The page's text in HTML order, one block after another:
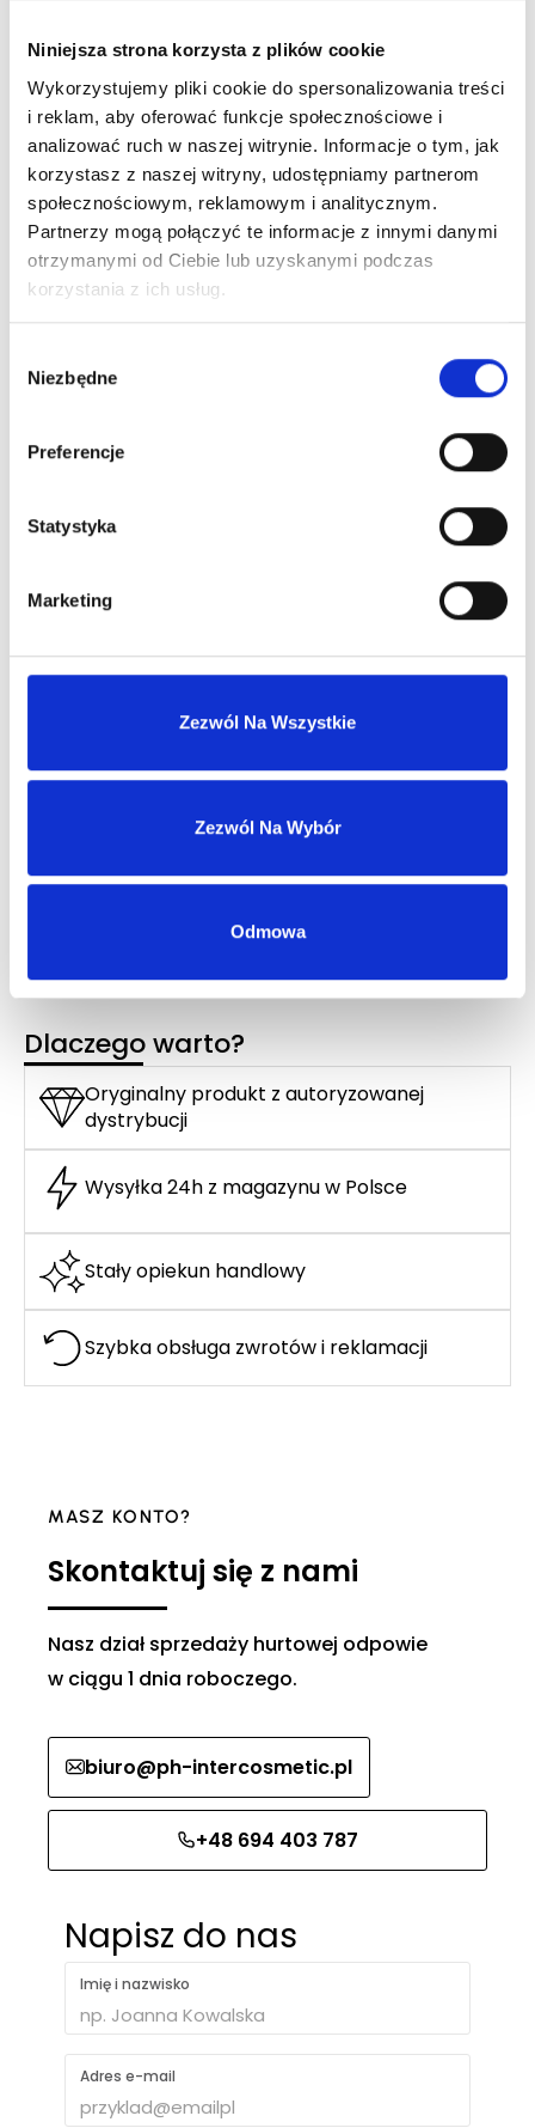
Niniejsza strona korzysta z plików cookie
Wykorzystujemy pliki cookie do spersonalizowania treści
i reklam, aby oferować funkcje społecznościowe i
analizować ruch w naszej witrynie. Informacje o tym, jak
korzystasz z naszej witryny, udostępniamy partnerom
społecznościowym, reklamowym i analitycznym.
Partnerzy mogą połączyć te informacje z innymi danymi
otrzymanymi od Ciebie lub uzyskanymi podczas
korzystania z ich usług.
zgody
Niezbędne
Preferencje
Statystyka
Marketing
Zezwól Na Wszystkie
Zezwól Na Wybór
Odmowa
woda perfumowana
Dowiedz się więcej
Zaloguj się
Zaloguj się, aby zobaczyć cenę
DOLCE&GABBANA DEVOTION POUR HOMME EDP
woda perfumowana
Dlaczego warto?
Oryginalny produkt z autoryzowanej
dystrybucji
Wysyłka 24h z magazynu w Polsce
Stały opiekun handlowy
Szybka obsługa zwrotów i reklamacji
MASZ KONTO?
Skontaktuj się z nami
Nasz dział sprzedaży hurtowej odpowie
w ciągu 1 dnia roboczego.
biuro@ph-intercosmetic.pl
+48 694 403 787
Napisz do nas
Imię i nazwisko
Adres e-mail